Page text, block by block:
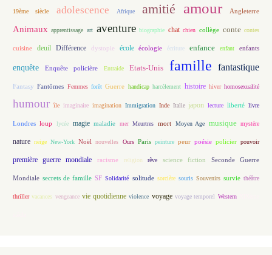
19ème siècle adolescence Afrique amitié amour Angleterre
Animaux apprentissage art aventure biographie chat chien collège conte contes
cuisine deuil Différence dystopie école écologie écriture enfance enfant enfants
enquête Enquête policière Entraide Etats-Unis famille fantastique
Fantasy Fantômes Femmes forêt Guerre handicap harcèlement histoire hiver homosexualité
humour île imaginaire imagination Immigration Inde Italie japon lecture liberté livre
Londres loup lycée magie maladie mer Meurtres mort Moyen Age musique mystère
nature neige New-York Noël nouvelles Ours Paris peinture peur poésie policier pouvoir
première guerre mondiale racisme religion rêve science fiction Seconde Guerre
Mondiale secrets de famille SF Solidarité solitude sorcière souris Souvenirs survie théâtre
thriller vacances vengeance vie quotidienne violence voyage voyage temporel Western